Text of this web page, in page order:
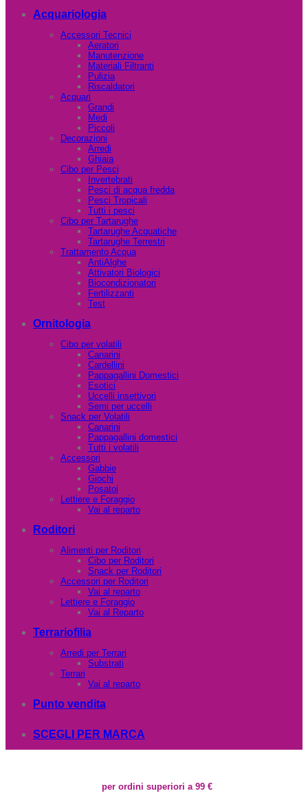
Acquariologia
Accessori Tecnici
Aeratori
Manutenzione
Materiali Filtranti
Pulizia
Riscaldatori
Acquari
Grandi
Medi
Piccoli
Decorazioni
Arredi
Ghiaia
Cibo per Pesci
Invertebrati
Pesci di acqua fredda
Pesci Tropicali
Tutti i pesci
Cibo per Tartarughe
Tartarughe Acquatiche
Tartarughe Terrestri
Trattamento Acqua
AntiAlghe
Attivatori Biologici
Biocondizionatori
Fertilizzanti
Test
Ornitologia
Cibo per volatili
Canarini
Cardellini
Pappagallini Domestici
Esotici
Uccelli insettivori
Semi per uccelli
Snack per Volatili
Canarini
Pappagallini domestici
Tutti i volatili
Accessori
Gabbie
Giochi
Posatoi
Lettiere e Foraggio
Vai al reparto
Roditori
Alimenti per Roditori
Cibo per Roditori
Snack per Roditori
Accessori per Roditori
Vai al reparto
Lettiere e Foraggio
Vai al Reparto
Terrariofilia
Arredi per Terrari
Substrati
Terrari
Vai al reparto
Punto vendita
SCEGLI PER MARCA
per ordini superiori a 99 €